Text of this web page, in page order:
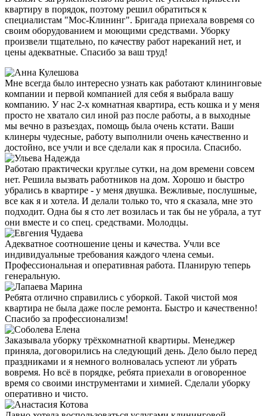
квартиру в порядок, поэтому решил обратиться к
специалистам "Мос-Клининг". Бригада приехала вовремя со
своим оборудованием и моющими средствами. Уборку
произвели тщательно, по качеству работ нареканий нет, и
цены адекватные. Спасибо за ваш труд!
Мне всегда было интересно узнать как работают клининговые
компании и первой компанией для себя я выбрала вашу
компанию. У нас 2-х комнатная квартира, есть кошка и у меня
просто не хватало сил иной раз после работы, а в выходные
мы вечно в разъездах, помощь была очень кстати. Ваши
клинеры чудесные, работу выполнили очень качественно и
достойно, все учли и все сделали как я просила. Спасибо.
Работаю практически круглые сутки, на дом времени совсем
нет. Решила вызвать работников на дом. Хорошо и быстро
убрались в квартире - у меня двушка. Вежливые, послушные,
все как я и хотела. И делали только то, что я сказала, мне это
подходит. Одна бы я сто лет возилась и так бы не убрала, а тут
они вместе и со спец. средствами. Молодцы.
Адекватное соотношение цены и качества. Учли все
индивидуальные требования каждого члена семьи.
Профессиональная и оперативная работа. Планирую теперь
генеральную.
Ребята отлично справились с уборкой. Такой чистой моя
квартира не была даже после ремонта. Быстро и качественно!
Спасибо за профессионализм!
Заказывала уборку трёхкомнатной квартиры. Менеджер
приняла, договорились на следующий день. Дело было перед
праздниками и я немного волновалась успеют ли убрать
вовремя. Но всё в порядке, ребята приехали в оговоренное
время со своими инструментами и химией. Сделали уборку
оперативно и чисто.